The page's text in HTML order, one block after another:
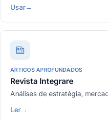
Usar→
ARTIGOS APROFUNDADOS
Revista Integrare
Análises de estratégia,
Ler→